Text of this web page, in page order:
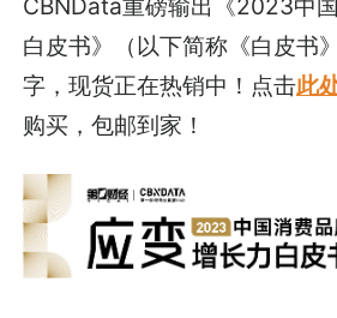
白皮书》（以下简称《白皮书
字，现货正在热销中！点击此
购买，包邮到家！